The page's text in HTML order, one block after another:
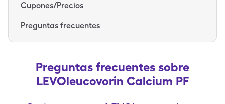
Cupones/Precios
Preguntas frecuentes
Preguntas frecuentes sobre
LEVOleucovorin Calcium PF